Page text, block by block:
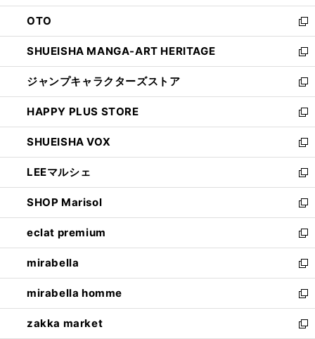
ウ
で
開
く
ン
ド
ウ
で
開
く
OTO
新
し
い
ウ
ィ
ン
ド
ウ
で
開
く
SHUEISHA MANGA-ART HERITAGE
新
し
い
ウ
ィ
ン
ド
ウ
で
開
く
ジャンプキャラクターズストア
新
し
い
ウ
ィ
ン
ド
ウ
で
開
く
HAPPY PLUS STORE
新
し
い
ウ
ィ
ン
ド
ウ
で
開
く
SHUEISHA VOX
新
し
い
ウ
ィ
ン
ド
ウ
で
開
く
LEEマルシェ
新
し
い
ウ
ィ
ン
ド
ウ
で
開
く
SHOP Marisol
新
し
い
ウ
ィ
ン
ド
ウ
で
eclat premium
新
し
い
ウ
ィ
ン
ド
mirabella
新
し
い
ウ
ィ
mirabella homme
新
し
い
zakka market
新